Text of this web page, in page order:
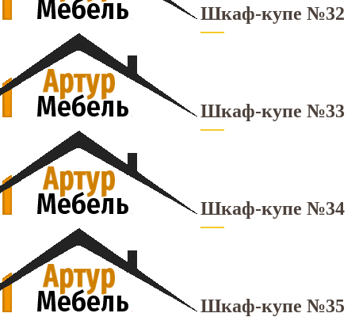
Шкаф-купе №32
Шкаф-купе №33
Шкаф-купе №34
Шкаф-купе №35